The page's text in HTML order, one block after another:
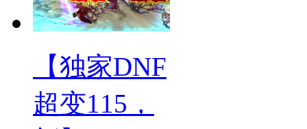
【独家DNF
超变115，